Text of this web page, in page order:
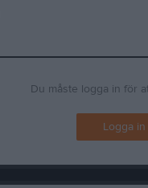
Du måste logga in för
Logga in